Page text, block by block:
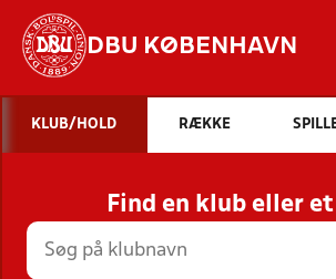
DBU KØBENHAVN
Hvad
INDHOLD
STILLINGER, RESULTATER,
HOLD
KLUB/HOLD RÆKKE
Find en klub eller